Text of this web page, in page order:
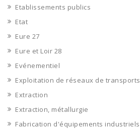
Etablissements publics
Etat
Eure 27
Eure et Loir 28
Evénementiel
Exploitation de réseaux de transports
Extraction
Extraction, métallurgie
Fabrication d'équipements industriels